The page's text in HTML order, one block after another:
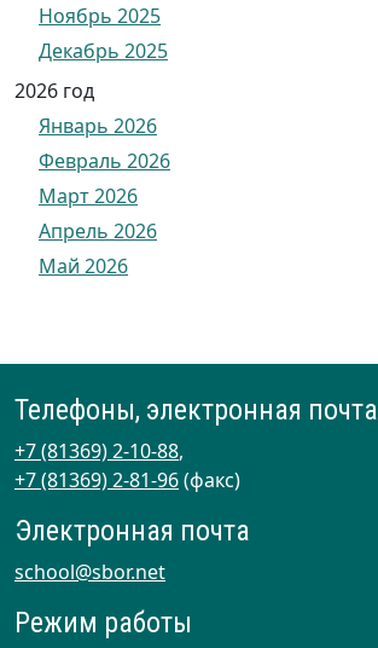
Ноябрь 2025
Декабрь 2025
2026 год
Январь 2026
Февраль 2026
Март 2026
Апрель 2026
Май 2026
Телефоны, электронная почта
+7 (81369) 2-10-88,
+7 (81369) 2-81-96(факс)
Электронная почта
school@sbor.net
Режим работы